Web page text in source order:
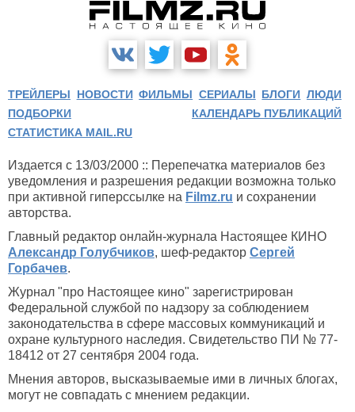
ТРЕЙЛЕРЫ НОВОСТИ ФИЛЬМЫ СЕРИАЛЫ БЛОГИ ЛЮДИ
ПОДБОРКИ
КАЛЕНДАРЬ ПУБЛИКАЦИЙ
СТАТИСТИКА MAIL.RU
Издается с 13/03/2000 :: Перепечатка материалов без
уведомления и разрешения редакции возможна только
при активной гиперссылке на Filmz.ru и сохранении
авторства.
Главный редактор онлайн-журнала Настоящее КИНО
Александр Голубчиков, шеф-редактор Сергей
Горбачев.
Журнал "про Настоящее кино" зарегистрирован
Федеральной службой по надзору за соблюдением
законодательства в сфере массовых коммуникаций и
охране культурного наследия. Свидетельство ПИ № 77-
18412 от 27 сентября 2004 года.
Мнения авторов, высказываемые ими в личных блогах,
могут не совпадать с мнением редакции.